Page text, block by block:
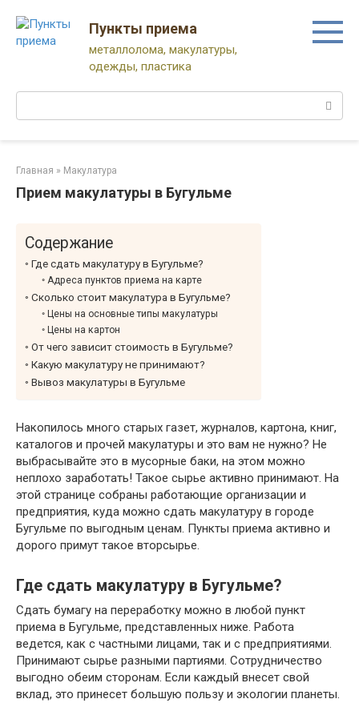
контенту
Пункты приема
металлолома, макулатуры,
одежды, пластика
Поиск:
Главная » Макулатура
Прием макулатуры в Бугульме
Содержание
Где сдать макулатуру в Бугульме?
Адреса пунктов приема на карте
Сколько стоит макулатура в Бугульме?
Цены на основные типы макулатуры
Цены на картон
От чего зависит стоимость в Бугульме?
Какую макулатуру не принимают?
Вывоз макулатуры в Бугульме
Накопилось много старых газет, журналов, картона, книг,
каталогов и прочей макулатуры и это вам не нужно? Не
выбрасывайте это в мусорные баки, на этом можно
неплохо заработать! Такое сырье активно принимают. На
этой странице собраны работающие организации и
предприятия, куда можно сдать макулатуру в городе
Бугульме по выгодным ценам. Пункты приема активно и
дорого примут такое вторсырье.
Где сдать макулатуру в Бугульме?
Сдать бумагу на переработку можно в любой пункт
приема в Бугульме, представленных ниже. Работа
ведется, как с частными лицами, так и с предприятиями.
Принимают сырье разными партиями. Сотрудничество
выгодно обеим сторонам. Если каждый внесет свой
вклад, это принесет большую пользу и экологии планеты.